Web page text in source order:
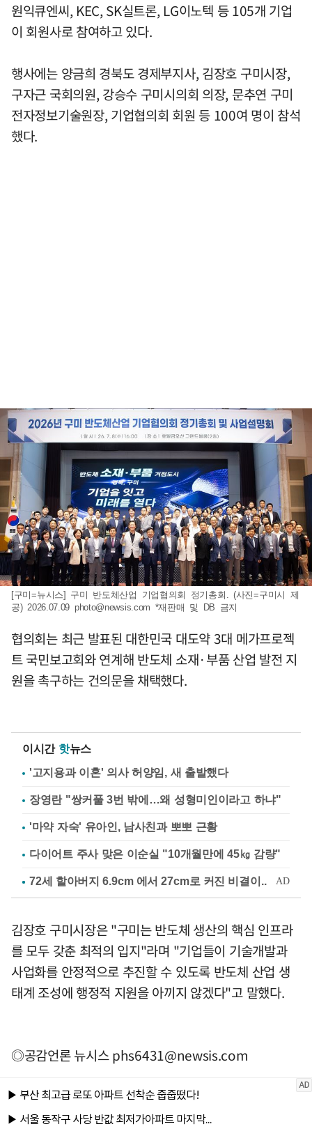
원익큐엔씨, KEC, SK실트론, LG이노텍 등 105개 기업
이 회원사로 참여하고 있다.
행사에는 양금희 경북도 경제부지사, 김장호 구미시장,
구자근 국회의원, 강승수 구미시의회 의장, 문추연 구미
전자정보기술원장, 기업협의회 회원 등 100여 명이 참석
했다.
[구미=뉴시스] 구미 반도체산업 기업협의회 정기총회. (사진=구미시 제
공) 2026.07.09 photo@newsis.com *재판매 및 DB 금지
협의회는 최근 발표된 대한민국 대도약 3대 메가프로젝
트 국민보고회와 연계해 반도체 소재·부품 산업 발전 지
원을 촉구하는 건의문을 채택했다.
이시간 핫뉴스
'고지용과 이혼' 의사 허양임, 새 출발했다
장영란 "쌍커풀 3번 밖에…왜 성형미인이라고 하냐"
'마약 자숙' 유아인, 남사친과 뽀뽀 근황
다이어트 주사 맞은 이순실 "10개월만에 45㎏ 감량"
김장호 구미시장은 "구미는 반도체 생산의 핵심 인프라
를 모두 갖춘 최적의 입지"라며 "기업들이 기술개발과
사업화를 안정적으로 추진할 수 있도록 반도체 산업 생
태계 조성에 행정적 지원을 아끼지 않겠다"고 말했다.
◎공감언론 뉴시스phs6431@newsis.com